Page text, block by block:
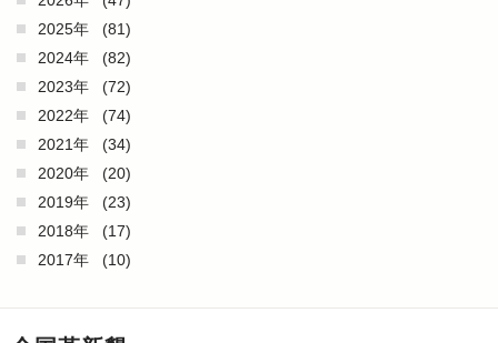
2025年
(81)
2024年
(82)
2023年
(72)
2022年
(74)
2021年
(34)
2020年
(20)
2019年
(23)
2018年
(17)
2017年
(10)